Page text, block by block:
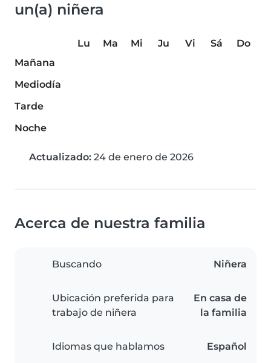
un(a) niñera
Lu Ma Mi Ju Vi Sá
Do
Mañana
Mediodía
Tarde
Noche
Actualizado: 24 de enero de 2026
Acerca de nuestra familia
Buscando Niñera
Ubicación preferida para
trabajo de niñera
En casa de
la familia
Idiomas que hablamos Español